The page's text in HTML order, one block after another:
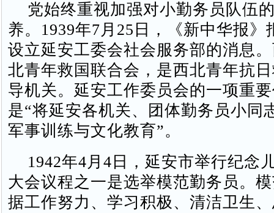
党始终重视加强对小勤务员队伍
养。1939年7月25日，《新中华报》
设立延安工委会社会服务部的消息
北青年救国联合会，是西北青年抗
导机关。延安工作委员会的一项重
是“将延安各机关、团体勤务员小同
军事训练与文化教育”。
1942年4月4日，延安市举行纪念
大会议程之一是选举模范勤务员。
据工作努力、学习积极、清洁卫生